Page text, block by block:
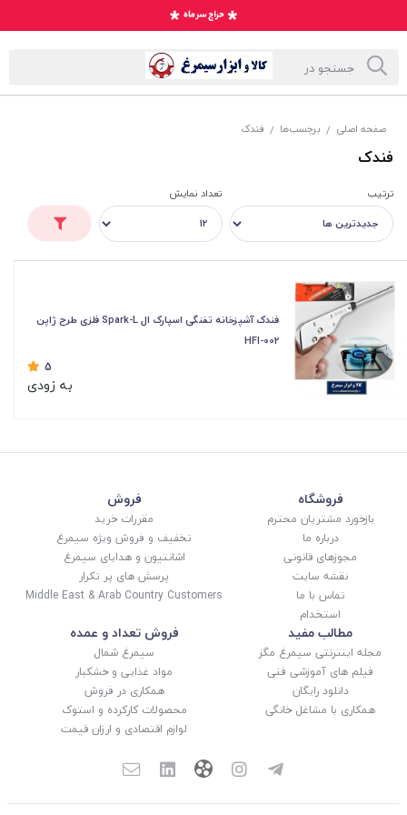
صفحه اصلی / برچسب‌ها / فندک
فندک
ترتیب تعداد نمایش
فندک آشپزخانه تفنگی اسپارک ال Spark-L فلزی طرح ژاپن
HFI-002
5
به زودی
فروشگاه
بازخورد مشتریان محترم
درباره ما
مجوزهای قانونی
نقشه سایت
تماس با ما
استخدام
فروش
مقررات خرید
تخفیف و فروش ویژه سیمرغ
اشانتیون و هدایای سیمرغ
پرسش های پر تکرار
Middle East & Arab Country Customers
مطالب مفید
مجله اینترنتی سیمرغ مگز
فیلم های آموزشی فنی
دانلود رایگان
همکاری با مشاغل خانگی
فروش تعداد و عمده
سیمرغ شمال
مواد غذایی و خشکبار
همکاری در فروش
محصولات کارکرده و استوک
لوازم اقتصادی و ارزان قیمت